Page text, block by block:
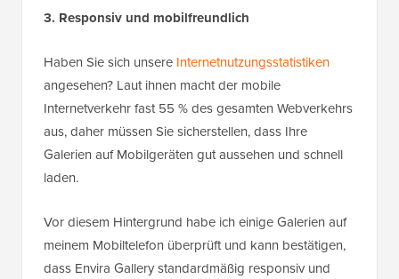
3. Responsiv und mobilfreundlich
Haben Sie sich unsere Internetnutzungsstatistiken
angesehen? Laut ihnen macht der mobile
Internetverkehr fast 55 % des gesamten Webverkehrs
aus, daher müssen Sie sicherstellen, dass Ihre
Galerien auf Mobilgeräten gut aussehen und schnell
laden.
Vor diesem Hintergrund habe ich einige Galerien auf
meinem Mobiltelefon überprüft und kann bestätigen,
dass Envira Gallery standardmäßig responsiv und